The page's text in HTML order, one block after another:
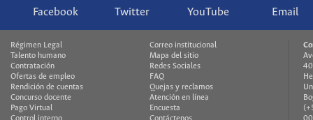
Facebook Twitter YouTube Email
Régimen Legal
Talento humano
Contratación
Ofertas de empleo
Rendición de cuentas
Concurso docente
Pago Virtual
Correo institucional
Mapa del sitio
Redes Sociales
FAQ
Quejas y reclamos
Atención en línea
Encuesta